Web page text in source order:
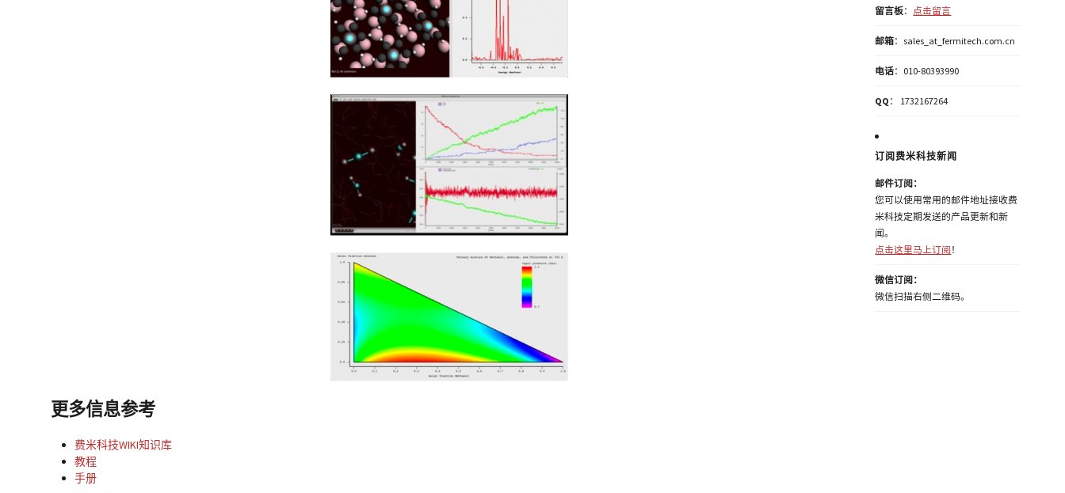
更多信息参考
费米科技WIKI知识库
教程
手册
留言板： 点击留言
邮箱：sales_at_fermitech.com.cn
电话：010-80393990
QQ ： 1732167264
订阅费米科技新闻
邮件订阅：
您可以使用常用的邮件地址接收费
米科技定期发送的产品更新和新
闻。
点击这里马上订阅 ！
微信订阅：
微信扫描右侧二维码。